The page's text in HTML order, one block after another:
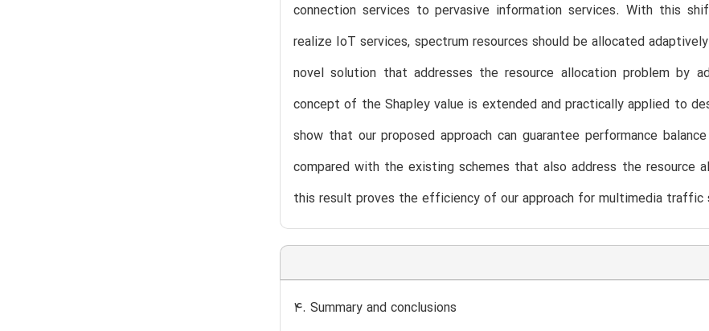
connection services to pervasive information services. With this
realize IoT services, spectrum resources should be allocated
novel solution that addresses the resource allocation problem by
concept of the Shapley value is extended and practically applied to
show that our proposed approach can guarantee performance
compared with the existing schemes that also address the resource
this result proves the efficiency of our approach for multimedia traffic
4. Summary and conclusions